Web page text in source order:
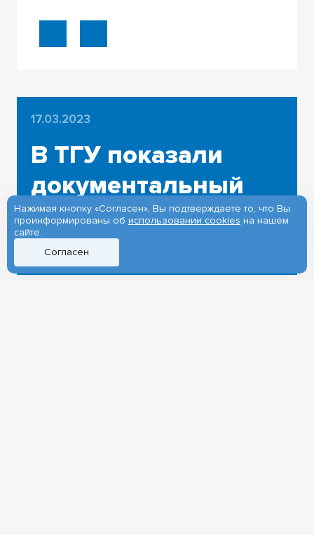
17.03.2023
В ТГУ показали
документальный
фильм о Герое РФ
Максиме Песковом
Нажимая кнопку «Согласен», Вы подтверждаете то, что Вы
проинформированы об использовании cookies на нашем
сайте.
Согласен